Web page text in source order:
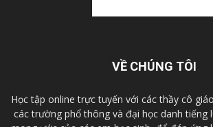
VỀ CHÚNG TÔI
Học tập online trực tuyến với các thầy cô
các trường phổ thông và đại học danh tiếng